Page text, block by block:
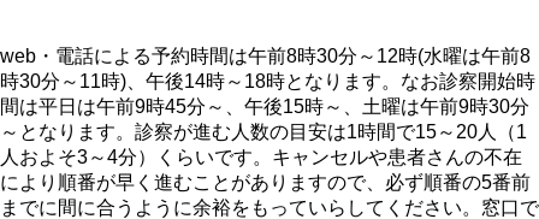
web・電話による予約時間は午前8時30分～12時(水曜は午前8
時30分～11時)、午後14時～18時となります。なお診察開始時
間は平日は午前9時45分～、午後15時～、土曜は午前9時30分
～となります。診察が進む人数の目安は1時間で15～20人（1
人およそ3～4分）くらいです。キャンセルや患者さんの不在
により順番が早く進むことがありますので、必ず順番の5番前
までに間に合うように余裕をもっていらしてください。窓口で